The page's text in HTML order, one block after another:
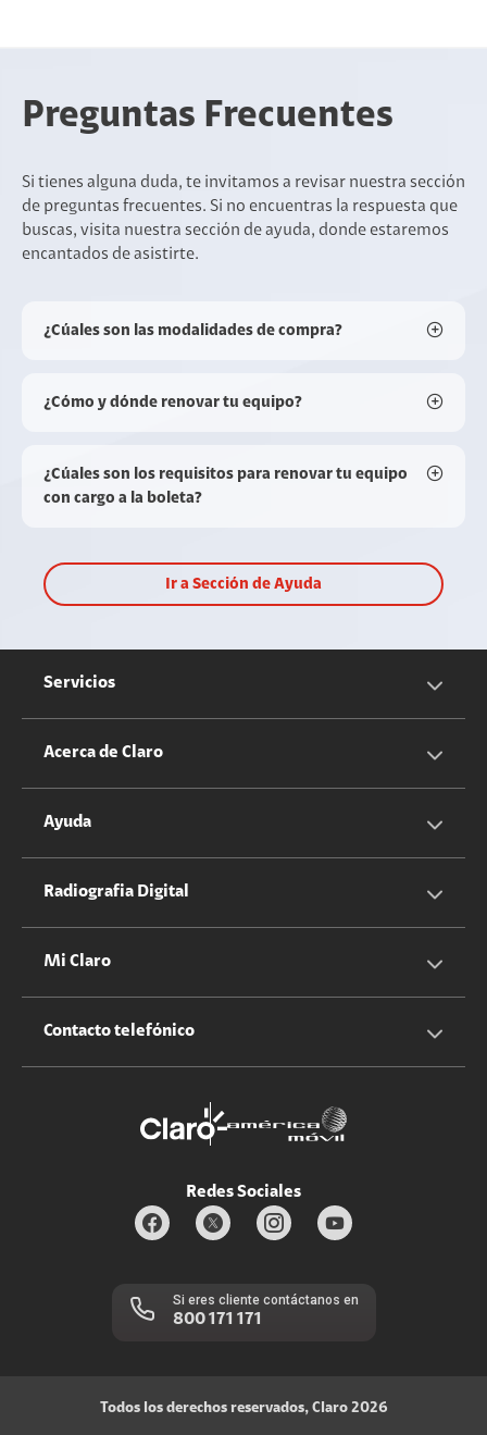
Preguntas Frecuentes
Si tienes alguna duda, te invitamos a revisar nuestra sección
de preguntas frecuentes. Si no encuentras la respuesta que
buscas, visita nuestra sección de ayuda, donde estaremos
encantados de asistirte.
¿Cúales son las modalidades de compra?
¿Cómo y dónde renovar tu equipo?
¿Cúales son los requisitos para renovar tu equipo
con cargo a la boleta?
Ir a Sección de Ayuda
Servicios
Servicios Móviles
Claro club
Acerca de Claro
Información Corporativa
Propietario terreno antenas
Ayuda
Cotizador servicios móviles
Durabilidad de bienes
Estado de Servicios
Radiografia Digital
Mi Claro
Iniciar sesión
Contacto telefónico
Redes Sociales
Si eres cliente contáctanos en
800 171 171
Todos los derechos reservados, Claro 2026